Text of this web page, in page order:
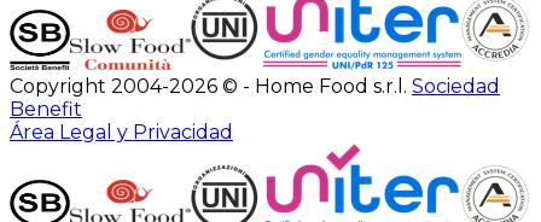
Copyright 2004-2026 © - Home Food s.r.l. Sociedad
Benefit
Área Legal y Privacidad